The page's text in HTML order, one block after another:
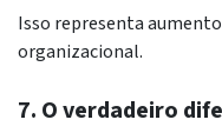
Isso representa
organizacional.
7. O verdadeiro